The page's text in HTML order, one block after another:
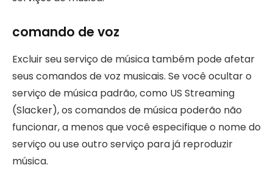
comando de voz
Excluir seu serviço de música também pode afetar
seus comandos de voz musicais. Se você ocultar o
serviço de música padrão, como US Streaming
(Slacker), os comandos de música poderão não
funcionar, a menos que você especifique o nome do
serviço ou use outro serviço para já reproduzir
música.